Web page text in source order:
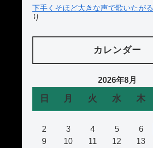
下手くそほど大きな声で歌いたがる
り
カレンダー
2026年8月
日 月 火 水 木
2
3 4 5 6
9
10 11 12 13